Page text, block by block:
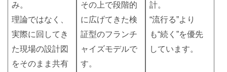
み。
理論ではなく、
実際に回してき
た現場の設計図
をそのまま共有
その上で段階的
に広げてきた検
証型のフランチ
ャイズモデルで
す。
計。
“流行る”より
も“続く”を優先
しています。